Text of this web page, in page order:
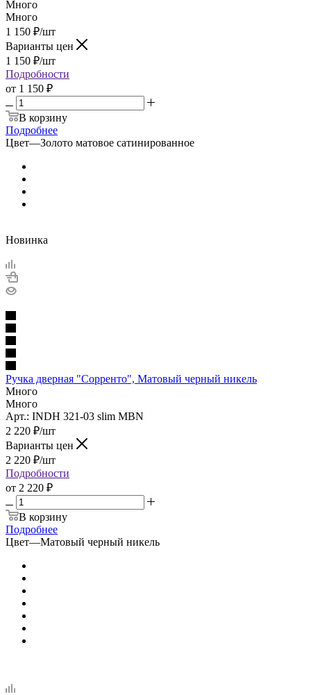
Много
Много
1 150 ₽/шт
Варианты цен
1 150 ₽/шт
Подробности
от 1 150 ₽
В корзину
Подробнее
Цвет—Золото матовое сатинированное
Новинка
Ручка дверная "Сорренто", Матовый черный никель
Много
Много
Арт.: INDH 321-03 slim MBN
2 220 ₽/шт
Варианты цен
2 220 ₽/шт
Подробности
от 2 220 ₽
В корзину
Подробнее
Цвет—Матовый черный никель